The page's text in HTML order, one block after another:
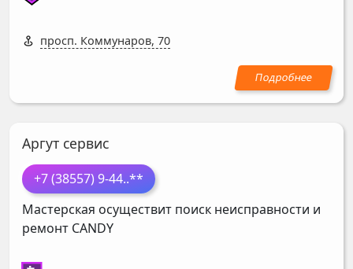
просп. Коммунаров, 70
Аргут сервис
+7 (38557) 9-44..**
Мастерская осуществит поиск неисправности и
ремонт CANDY